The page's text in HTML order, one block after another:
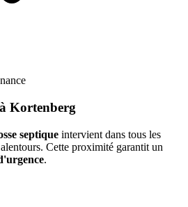
Kortenberg
septique intervient dans tous les
Cette proximité garantit un
.